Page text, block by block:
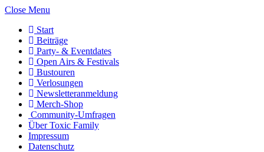
Close Menu
Start
Beiträge
Party- & Eventdates
Open Airs & Festivals
Bustouren
Verlosungen
Newsletteranmeldung
Merch-Shop
Community-Umfragen
Über Toxic Family
Impressum
Datenschutz